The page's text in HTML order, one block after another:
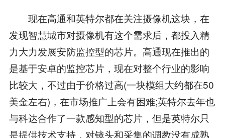
现在高通和英特尔都在关注摄像机这块，在
发现智慧城市对摄像机有这个需求后，都投入精
力大力发展安防监控型的芯片。高通现在推出的
是基于安卓的监控芯片，现在对整个行业的影响
比较大，不过由于价格过高(一块模组大约都在50
美金左右)，在市场推广上会有困难;英特尔去年也
与科达合作了一款感知型的芯片，但是英特尔只
是提供技术支持，对镜头和采集的调教没有成熟